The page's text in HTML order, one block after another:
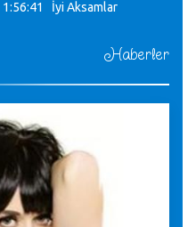
1:56:42 İyi Aksamlar
Haberler